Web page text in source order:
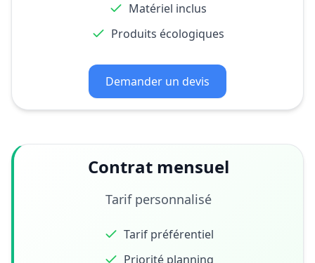
Matériel inclus
Produits écologiques
Demander un devis
Contrat mensuel
Tarif personnalisé
Tarif préférentiel
Priorité planning